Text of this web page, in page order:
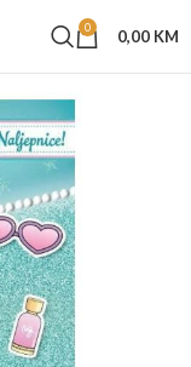
0 0,00 KM